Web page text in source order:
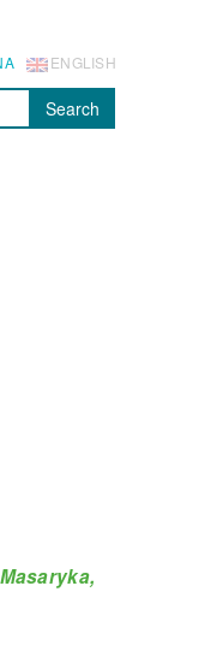
ENGLISH
Search